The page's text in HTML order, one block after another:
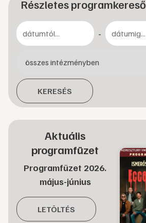
Részletes programkereső
-
KERESÉS
Aktuális
programfüzet
Programfüzet 2026.
május-június
LETÖLTÉS